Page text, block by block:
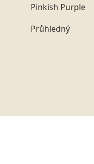
Pinkish Purple
Průhledný